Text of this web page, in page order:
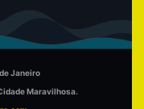
Janeiro
Maravilhosa.